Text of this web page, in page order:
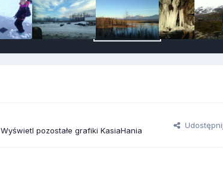
Wyświetl pozostałe grafiki KasiaHania
Udostępnij